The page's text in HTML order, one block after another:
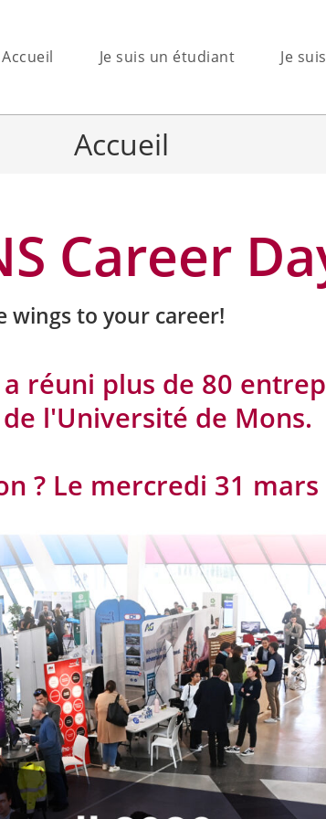
Accueil Je suis un étudiant Je
Accueil
Career
wings to your career!
réuni plus de 80
l'Université de Mons.
? Le mercredi 31 mars